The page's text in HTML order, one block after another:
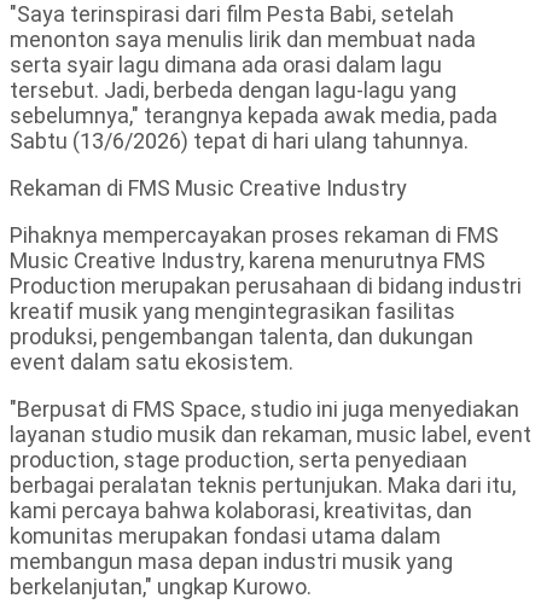
"Saya terinspirasi dari film Pesta Babi, setelah
menonton saya menulis lirik dan membuat nada
serta syair lagu dimana ada orasi dalam lagu
tersebut. Jadi, berbeda dengan lagu-lagu yang
sebelumnya," terangnya kepada awak media, pada
Sabtu (13/6/2026) tepat di hari ulang tahunnya.
Rekaman di FMS Music Creative Industry
Pihaknya mempercayakan proses rekaman di FMS
Music Creative Industry, karena menurutnya FMS
Production merupakan perusahaan di bidang industri
kreatif musik yang mengintegrasikan fasilitas
produksi, pengembangan talenta, dan dukungan
event dalam satu ekosistem.
"Berpusat di FMS Space, studio ini juga menyediakan
layanan studio musik dan rekaman, music label, event
production, stage production, serta penyediaan
berbagai peralatan teknis pertunjukan. Maka dari itu,
kami percaya bahwa kolaborasi, kreativitas, dan
komunitas merupakan fondasi utama dalam
membangun masa depan industri musik yang
berkelanjutan," ungkap Kurowo.